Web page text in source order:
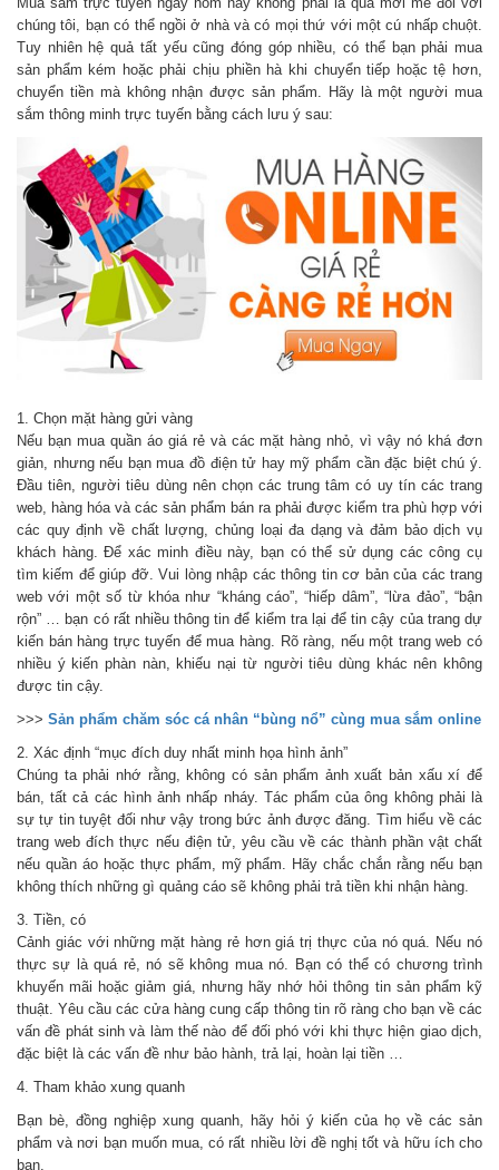
chúng tôi, bạn có thể ngồi ở nhà và có mọi thứ với một cú nhấp chuột.
Tuy nhiên hệ quả tất yếu cũng đóng góp nhiều, có thể bạn phải mua
sản phẩm kém hoặc phải chịu phiền hà khi chuyển tiếp hoặc tệ hơn,
chuyển tiền mà không nhận được sản phẩm. Hãy là một người mua
sắm thông minh trực tuyến bằng cách lưu ý sau:
1. Chọn mặt hàng gửi vàng
Nếu bạn mua quần áo giá rẻ và các mặt hàng nhỏ, vì vậy nó khá đơn
giản, nhưng nếu bạn mua đồ điện tử hay mỹ phẩm cần đặc biệt chú ý.
Đầu tiên, người tiêu dùng nên chọn các trung tâm có uy tín các trang
web, hàng hóa và các sản phẩm bán ra phải được kiểm tra phù hợp với
các quy định về chất lượng, chủng loại đa dạng và đảm bảo dịch vụ
khách hàng. Để xác minh điều này, bạn có thể sử dụng các công cụ
tìm kiếm để giúp đỡ. Vui lòng nhập các thông tin cơ bản của các trang
web với một số từ khóa như “kháng cáo”, “hiếp dâm”, “lừa đảo”, “bận
rộn” … bạn có rất nhiều thông tin để kiểm tra lại để tin cậy của trang dự
kiến bán hàng trực tuyến để mua hàng. Rõ ràng, nếu một trang web có
nhiều ý kiến ​​phàn nàn, khiếu nại từ người tiêu dùng khác nên không
được tin cậy.
>>> Sản phẩm chăm sóc cá nhân “bùng nổ” cùng mua sắm online
2. Xác định “mục đích duy nhất minh họa hình ảnh”
Chúng ta phải nhớ rằng, không có sản phẩm ảnh xuất bản xấu xí để
bán, tất cả các hình ảnh nhấp nháy. Tác phẩm của ông không phải là
sự tự tin tuyệt đối như vậy trong bức ảnh được đăng. Tìm hiểu về các
trang web đích thực nếu điện tử, yêu cầu về các thành phần vật chất
nếu quần áo hoặc thực phẩm, mỹ phẩm. Hãy chắc chắn rằng nếu bạn
không thích những gì quảng cáo sẽ không phải trả tiền khi nhận hàng.
3. Tiền, có
Cảnh giác với những mặt hàng rẻ hơn giá trị thực của nó quá. Nếu nó
thực sự là quá rẻ, nó sẽ không mua nó. Bạn có thể có chương trình
khuyến mãi hoặc giảm giá, nhưng hãy nhớ hỏi thông tin sản phẩm kỹ
thuật. Yêu cầu các cửa hàng cung cấp thông tin rõ ràng cho bạn về các
vấn đề phát sinh và làm thế nào để đối phó với khi thực hiện giao dịch,
đặc biệt là các vấn đề như bảo hành, trả lại, hoàn lại tiền …
4. Tham khảo xung quanh
Bạn bè, đồng nghiệp xung quanh, hãy hỏi ý kiến ​​của họ về các sản
phẩm và nơi bạn muốn mua, có rất nhiều lời đề nghị tốt và hữu ích cho
bạn.